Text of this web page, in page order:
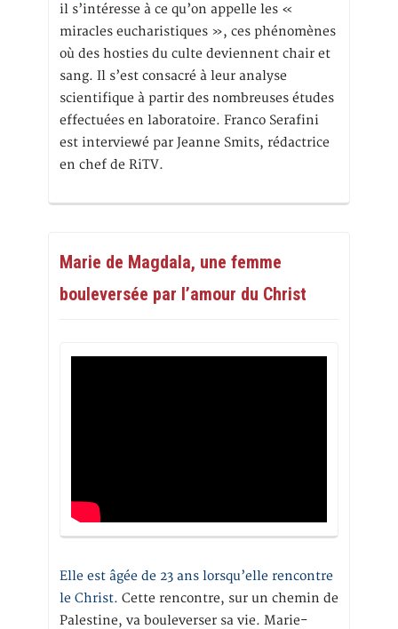
il s’intéresse à ce qu’on appelle les «
miracles eucharistiques », ces phénomènes
où des hosties du culte deviennent chair et
sang. Il s’est consacré à leur analyse
scientifique à partir des nombreuses études
effectuées en laboratoire. Franco Serafini
est interviewé par Jeanne Smits, rédactrice
en chef de RiTV.
Marie de Magdala, une femme
bouleversée par l’amour du Christ
Elle est âgée de 23 ans lorsqu’elle rencontre
le Christ. Cette rencontre, sur un chemin de
Palestine, va bouleverser sa vie. Marie-